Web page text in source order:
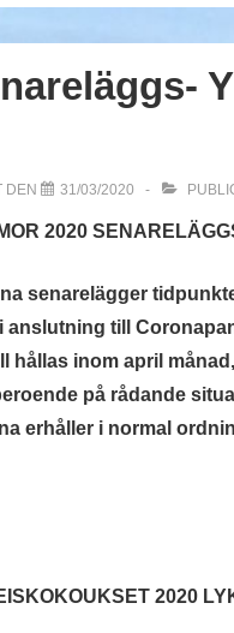
DEN 31/03/2020
2020
senarelägger
till
hållas inom april
på rådande
erhåller i normal
2020